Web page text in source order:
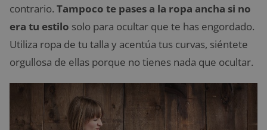
contrario. Tampoco te pases a la ropa ancha si no
era tu estilo solo para ocultar que te has engordado.
Utiliza ropa de tu talla y acentúa tus curvas, siéntete
orgullosa de ellas porque no tienes nada que ocultar.